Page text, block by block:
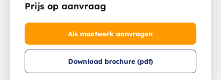
Prijs op aanvraag
Als maatwerk aanvragen
Download brochure (pdf)